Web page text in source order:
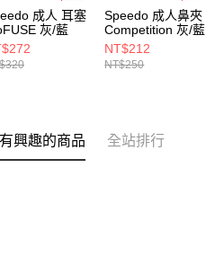
成人 耳塞
灰/藍
Speedo 成人鼻夾
Competition 灰/藍
NT$212
NT$250
興趣的商品 全站排行